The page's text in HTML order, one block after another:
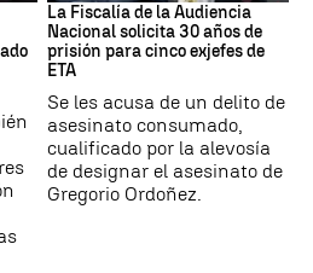
La Fiscalía de la Audiencia
Nacional solicita 30 años de
prisión para cinco exjefes de
ETA
Se les acusa de un delito de
asesinato consumado,
cualificado por la alevosía
de designar el asesinato de
Gregorio Ordoñez.